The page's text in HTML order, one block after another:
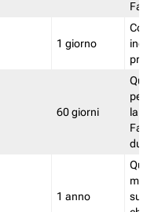
1 giorno
60 giorni
la
1 anno